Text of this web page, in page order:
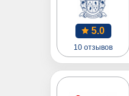
5.0
10 отзывов